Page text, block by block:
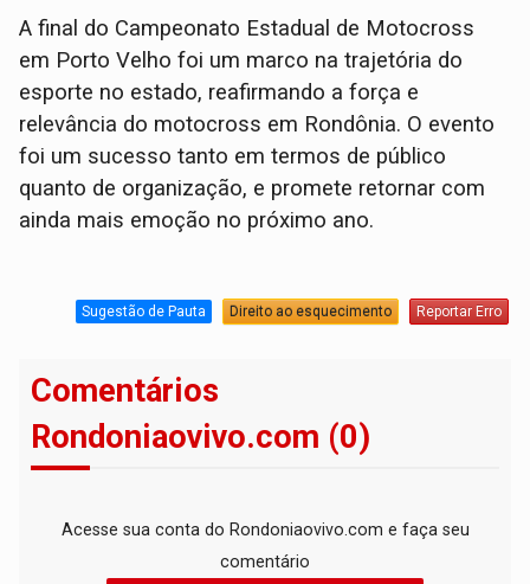
A final do Campeonato Estadual de Motocross
em Porto Velho foi um marco na trajetória do
esporte no estado, reafirmando a força e
relevância do motocross em Rondônia. O evento
foi um sucesso tanto em termos de público
quanto de organização, e promete retornar com
ainda mais emoção no próximo ano.
Sugestão de Pauta Direito ao esquecimento Reportar Erro
Comentários
Rondoniaovivo.com (0)
Acesse sua conta do Rondoniaovivo.com e faça seu
comentário